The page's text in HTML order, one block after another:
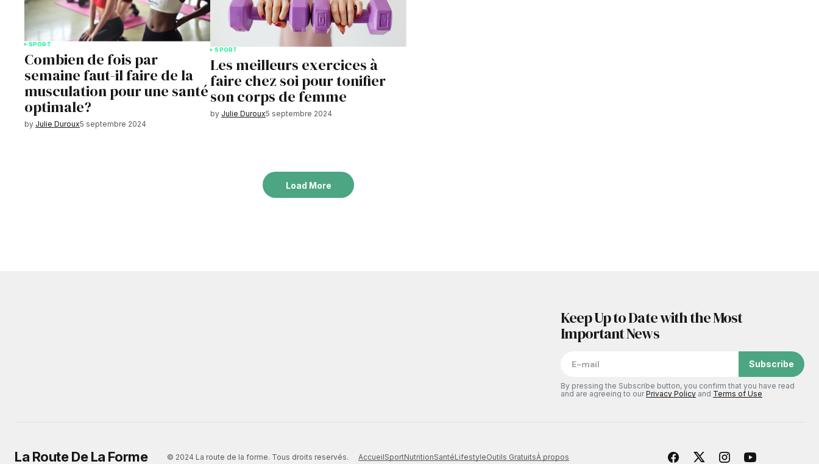
SPORT
Combien de fois par
semaine faut-il faire de la
musculation pour une santé
optimale?
by Julie Duroux5 septembre 2024
SPORT
Les meilleurs exercices à
faire chez soi pour tonifier
son corps de femme
by Julie Duroux5 septembre 2024
Load More
Keep Up to Date with the Most
Important News
Subscribe
By pressing the Subscribe button, you confirm that you have read
and are agreeing to ourPrivacy Policy and Terms of Use
La Route De La Forme © 2024 La route de la forme. Tous droits reservés. AccueilSportNutritionSantéLifestyleOutils GratuitsÀ propos